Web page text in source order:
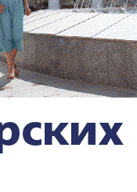
России топливом.
все
Он отметил, что
внутреннем рынке
экономике —в